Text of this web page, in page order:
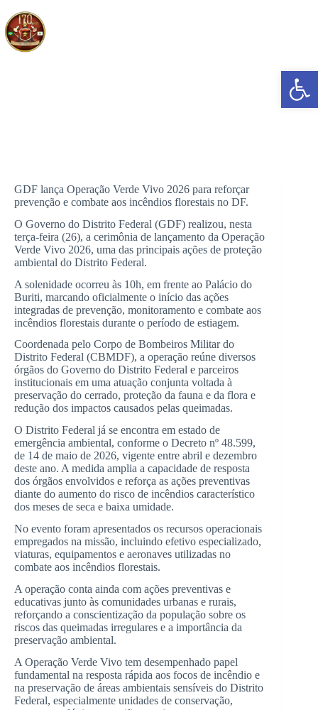
Abrir a barra de ferramentas
para
conteúdo
GDF lança Operação Verde Vivo 2026 para reforçar
prevenção e combate aos incêndios florestais no DF.
O Governo do Distrito Federal (GDF) realizou, nesta
terça-feira (26), a cerimônia de lançamento da Operação
Verde Vivo 2026, uma das principais ações de proteção
ambiental do Distrito Federal.
A solenidade ocorreu às 10h, em frente ao Palácio do
Buriti, marcando oficialmente o início das ações
integradas de prevenção, monitoramento e combate aos
incêndios florestais durante o período de estiagem.
Coordenada pelo Corpo de Bombeiros Militar do
Distrito Federal (CBMDF), a operação reúne diversos
órgãos do Governo do Distrito Federal e parceiros
institucionais em uma atuação conjunta voltada à
preservação do cerrado, proteção da fauna e da flora e
redução dos impactos causados pelas queimadas.
O Distrito Federal já se encontra em estado de
emergência ambiental, conforme o Decreto nº 48.599,
de 14 de maio de 2026, vigente entre abril e dezembro
deste ano. A medida amplia a capacidade de resposta
dos órgãos envolvidos e reforça as ações preventivas
diante do aumento do risco de incêndios característico
dos meses de seca e baixa umidade.
No evento foram apresentados os recursos operacionais
empregados na missão, incluindo efetivo especializado,
viaturas, equipamentos e aeronaves utilizadas no
combate aos incêndios florestais.
A operação conta ainda com ações preventivas e
educativas junto às comunidades urbanas e rurais,
reforçando a conscientização da população sobre os
riscos das queimadas irregulares e a importância da
preservação ambiental.
A Operação Verde Vivo tem desempenhado papel
fundamental na resposta rápida aos focos de incêndio e
na preservação de áreas ambientais sensíveis do Distrito
Federal, especialmente unidades de conservação,